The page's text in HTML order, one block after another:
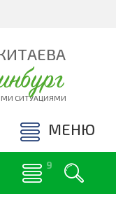
СИТУАЦИЯМИ
МЕНЮ